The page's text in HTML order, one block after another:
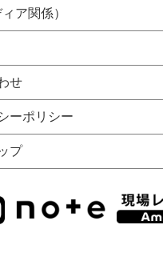
ア関係）
せ
ーポリシー
プ